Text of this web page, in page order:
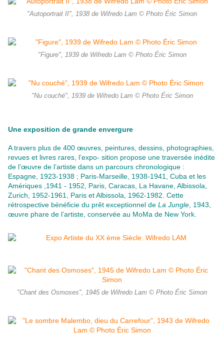
"Autoportrait II", 1938 de Wifredo Lam © Photo Éric Simon
"Figure", 1939 de Wifredo Lam © Photo Éric Simon
"Nu couché", 1939 de Wifredo Lam © Photo Éric Simon
Une exposition de grande envergure
A travers plus de 400 œuvres, peintures, dessins, photographies,
revues et livres rares, l’expo- sition propose une traversée inédite
de l’œuvre de l’artiste dans un parcours chronologique :
Espagne, 1923-1938 ; Paris-Marseille, 1938-1941, Cuba et les
Amériques ,1941 - 1952, Paris, Caracas, La Havane, Albissola,
Zurich, 1952-1961, Paris et Albissola, 1962-1982. Cette
rétrospective bénéficie du prêt exceptionnel de La Jungle, 1943,
œuvre phare de l’artiste, conservée au MoMa de New York.
"Chant des Osmoses", 1945 de Wifredo Lam © Photo Éric Simon